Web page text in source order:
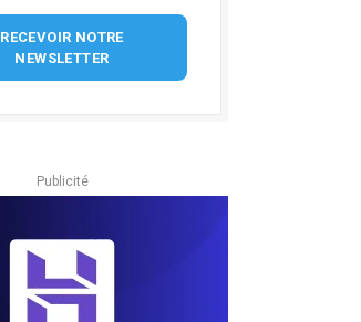
RECEVOIR NOTRE
NEWSLETTER
Publicité